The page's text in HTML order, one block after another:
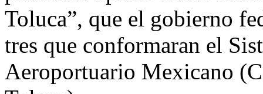
Toluca”, que el gobierno
tres que conformaran el
Aeroportuario Mexicano